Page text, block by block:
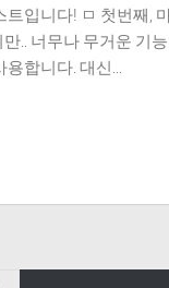
입니다! ㅁ 첫번째,
.. 너무나 무거운 기
합니다. 대신...